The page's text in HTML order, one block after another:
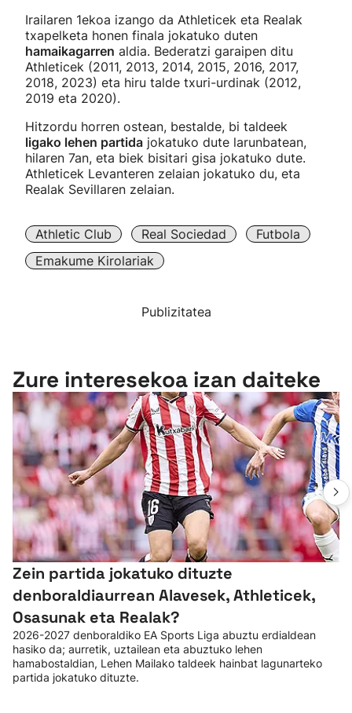
Irailaren 1ekoa izango da Athleticek eta Realak
txapelketa honen finala jokatuko duten
hamaikagarren aldia. Bederatzi garaipen ditu
Athleticek (2011, 2013, 2014, 2015, 2016, 2017,
2018, 2023) eta hiru talde txuri-urdinak (2012,
2019 eta 2020).
Hitzordu horren ostean, bestalde, bi taldeek
ligako lehen partida jokatuko dute larunbatean,
hilaren 7an, eta biek bisitari gisa jokatuko dute.
Athleticek Levanteren zelaian jokatuko du, eta
Realak Sevillaren zelaian.
Athletic Club Real Sociedad
Futbola
Emakume Kirolariak
Publizitatea
Zure interesekoa izan daiteke
Zein partida jokatuko dituzte
denboraldiaurrean Alavesek, Athleticek,
Osasunak eta Realak?
2026-2027 denboraldiko EA Sports Liga abuztu erdialdean
hasiko da; aurretik, uztailean eta abuztuko lehen
hamabostaldian, Lehen Mailako taldeek hainbat lagunarteko
partida jokatuko dituzte.